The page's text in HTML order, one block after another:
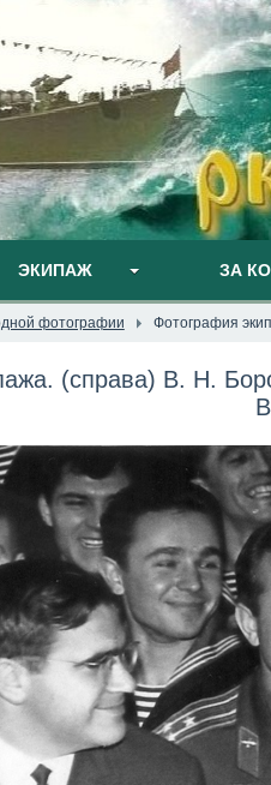
ЭКИПАЖ ЗА
фотографии Фотография
(справа) В. Н.